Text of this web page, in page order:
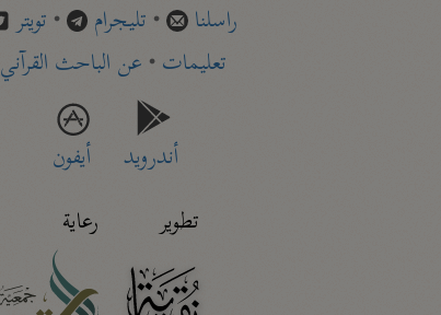
راسلنا • تليجرام • تويتر
تعليمات• عن الباحث القرآني
أندرويد
أيفون
تطوير
رعاية